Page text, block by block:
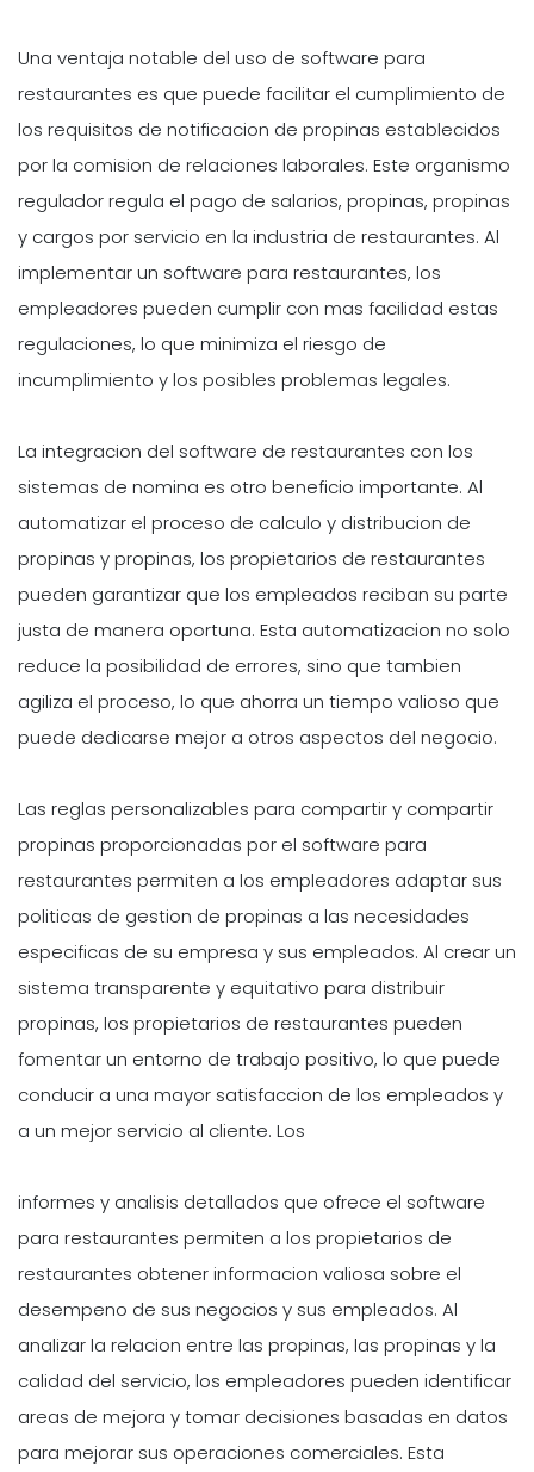
Una ventaja notable del uso de software para
restaurantes es que puede facilitar el cumplimiento de
los requisitos de notificacion de propinas establecidos
por la comision de relaciones laborales. Este organismo
regulador regula el pago de salarios, propinas, propinas
y cargos por servicio en la industria de restaurantes. Al
implementar un software para restaurantes, los
empleadores pueden cumplir con mas facilidad estas
regulaciones, lo que minimiza el riesgo de
incumplimiento y los posibles problemas legales.
La integracion del software de restaurantes con los
sistemas de nomina es otro beneficio importante. Al
automatizar el proceso de calculo y distribucion de
propinas y propinas, los propietarios de restaurantes
pueden garantizar que los empleados reciban su parte
justa de manera oportuna. Esta automatizacion no solo
reduce la posibilidad de errores, sino que tambien
agiliza el proceso, lo que ahorra un tiempo valioso que
puede dedicarse mejor a otros aspectos del negocio.
Las reglas personalizables para compartir y compartir
propinas proporcionadas por el software para
restaurantes permiten a los empleadores adaptar sus
politicas de gestion de propinas a las necesidades
especificas de su empresa y sus empleados. Al crear un
sistema transparente y equitativo para distribuir
propinas, los propietarios de restaurantes pueden
fomentar un entorno de trabajo positivo, lo que puede
conducir a una mayor satisfaccion de los empleados y
a un mejor servicio al cliente. Los
informes y analisis detallados que ofrece el software
para restaurantes permiten a los propietarios de
restaurantes obtener informacion valiosa sobre el
desempeno de sus negocios y sus empleados. Al
analizar la relacion entre las propinas, las propinas y la
calidad del servicio, los empleadores pueden identificar
areas de mejora y tomar decisiones basadas en datos
para mejorar sus operaciones comerciales. Esta